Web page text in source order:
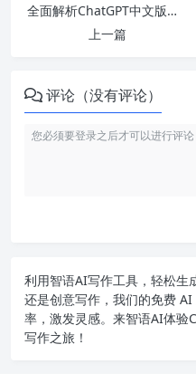
全面解析ChatGPT中文版：版本、设置、使用与中国市场现状
上一篇
评论（没有评论）
利用智语AI写作工具，轻松生
还是创意写作，我们的免费
率，激发灵感。来智语AI体验
写作之旅！